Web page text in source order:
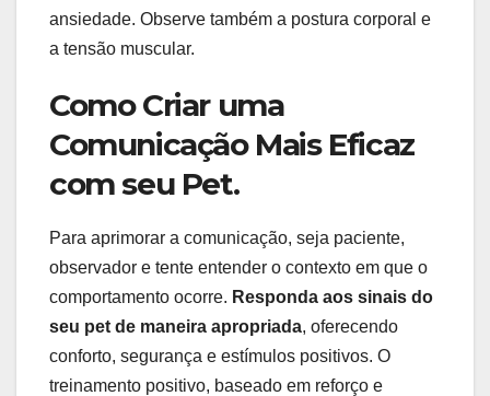
ansiedade. Observe também a postura corporal e
a tensão muscular.
Como Criar uma
Comunicação Mais Eficaz
com seu Pet.
Para aprimorar a comunicação, seja paciente,
observador e tente entender o contexto em que o
comportamento ocorre. Responda aos sinais do
seu pet de maneira apropriada, oferecendo
conforto, segurança e estímulos positivos. O
treinamento positivo, baseado em reforço e